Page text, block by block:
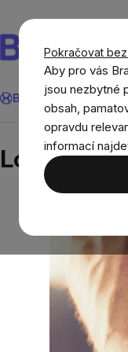
Pokračovat
Aby pro vás
jsou nezbytné
obsah,
opravdu
informací
obsah
BrainMax® Léto
Blog
Longevity